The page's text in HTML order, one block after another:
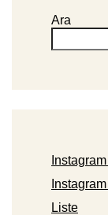
Ara
Liste